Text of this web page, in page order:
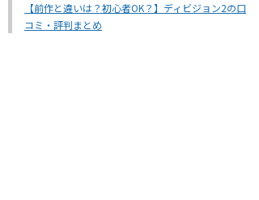
【前作と違いは？初心者OK？】ディビジョン2の口
コミ・評判まとめ